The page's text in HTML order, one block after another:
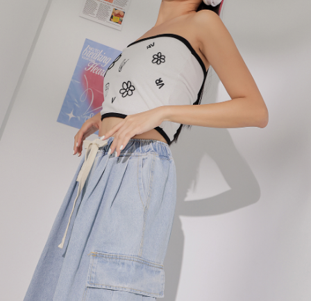
akan dibatalkan secara automatik. Jika terdapat situasi "pindah untuk
semakan khusus" yang tidak lulus, ini menunjukkan bahawa sistem
penilaian tidak mencukupi, tiada penjelasan mengenai kandungan
penilaian boleh diberikan.
【Penerangan Kaedah Pembayaran】
1. Pembayaran ansuran tidak digabungkan dalam bil telekomunikasi,
"Pembayaran Ansuran Gogo" akan menghantar SMS peringatan
pembayaran selepas tarikh penyelesaian bulanan.
2. Melalui pautan SMS untuk membuka bil, anda boleh memilih untuk
membayar melalui "Kod bar kedai serbaneka / Kedai rasmi Taiwan
Mobile / Pemindahan bank / Pembayaran J街口 / iPASS MONEY" dan
【Nota Penting】
1. Perkhidmatan ini disediakan oleh "Taiwan Mobile Co., Ltd." untuk
membolehkan pengguna membeli produk atau perkhidmatan melalui
perkhidmatan ini semasa transaksi, dan kedai akan menyerahkan hak
tuntutan harga jual/beli ansuran kepada syarikat ini untuk membayar bil
menggunakan bil syarikat ini.
2. Berdasarkan tujuan kontrak persetujuan pembayaran menggunakan
"Pembayaran Ansuran Gogo", kedai akan memberikan maklumat peribadi
anda (termasuk nama, telefon atau alamat) kepada Taiwan Mobile untuk
pengumpulan, pemprosesan dan penggunaan, untuk pengesahan,